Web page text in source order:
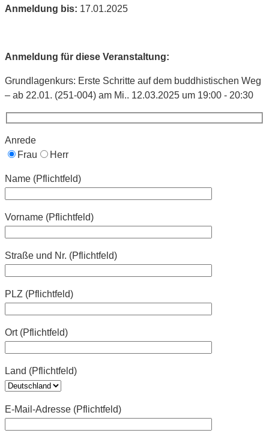
Anmeldung bis: 17.01.2025
Anmeldung für diese Veranstaltung:
Grundlagenkurs: Erste Schritte auf dem buddhistischen Weg
– ab 22.01. (251-004) am Mi.. 12.03.2025 um 19:00 - 20:30
Anrede
Frau
Herr
Name (Pflichtfeld)
Vorname (Pflichtfeld)
Straße und Nr. (Pflichtfeld)
PLZ (Pflichtfeld)
Ort (Pflichtfeld)
Land (Pflichtfeld)
E-Mail-Adresse (Pflichtfeld)